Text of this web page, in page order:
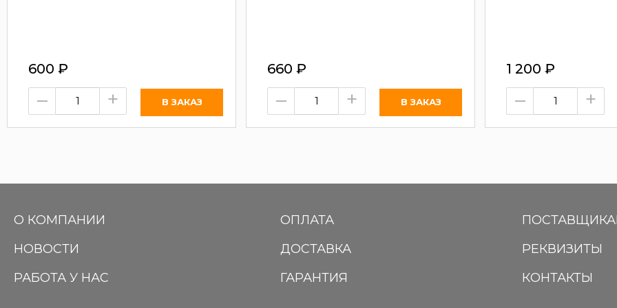
600 ₽
– +
660 ₽
– +
1 200 ₽
– +
О КОМПАНИИ
НОВОСТИ
РАБОТА У НАС
ОПЛАТА
ДОСТАВКА
ГАРАНТИЯ
РЕКВИЗИТЫ
КОНТАКТЫ